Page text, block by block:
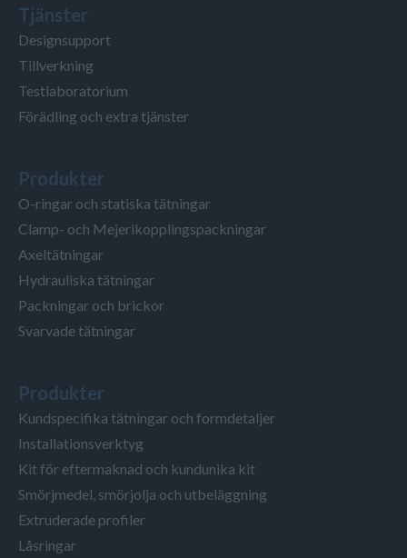
Tjänster
Designsupport
Tillverkning
Testlaboratorium
Förädling och extra tjänster
Produkter
O-ringar och statiska tätningar
Clamp- och Mejerikopplingspackningar
Axeltätningar
Hydrauliska tätningar
Packningar och brickor
Svarvade tätningar
Produkter
Kundspecifika tätningar och formdetaljer
Installationsverktyg
Kit för eftermaknad och kundunika kit
Smörjmedel, smörjolja och utbeläggning
Extruderade profiler
Låsringar